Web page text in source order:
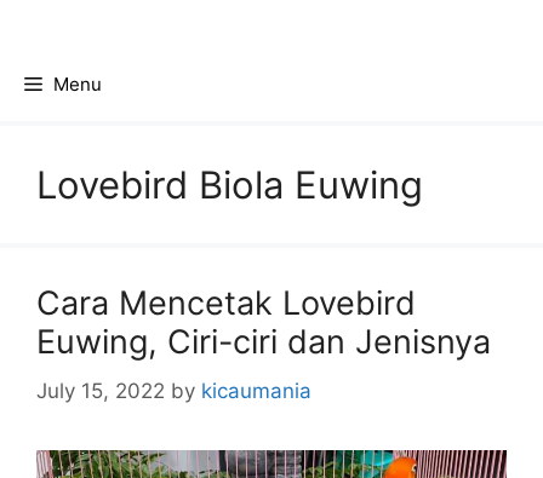
contentMenu
Lovebird Biola Euwing
Cara Mencetak Lovebird
Euwing, Ciri-ciri dan Jenisnya
July 15, 2022 by kicaumania